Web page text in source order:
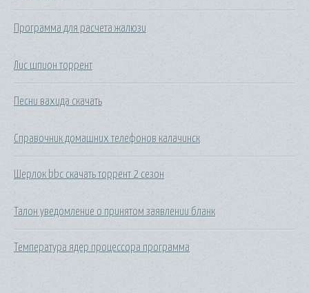
Программа для расчета жалюзи
Лис шпион торрент
Песни вахида скачать
Справочник домашних телефонов калачинск
Шерлок bbc скачать торрент 2 сезон
Талон уведомление о принятом заявлении бланк
Температура ядер процессора программа